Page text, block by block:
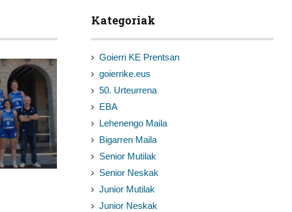
Kategoriak
Goierri KE Prentsan
goierrike.eus
50. Urteurrena
EBA
Lehenengo Maila
Bigarren Maila
Senior Mutilak
Senior Neskak
Junior Mutilak
Junior Neskak